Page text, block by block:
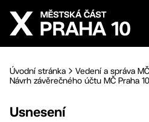
Přejít na hlavní obsah
Úvodní stránka Vedení a správa MČ
Návrh závěrečného účtu MČ Praha 10
Usnesení